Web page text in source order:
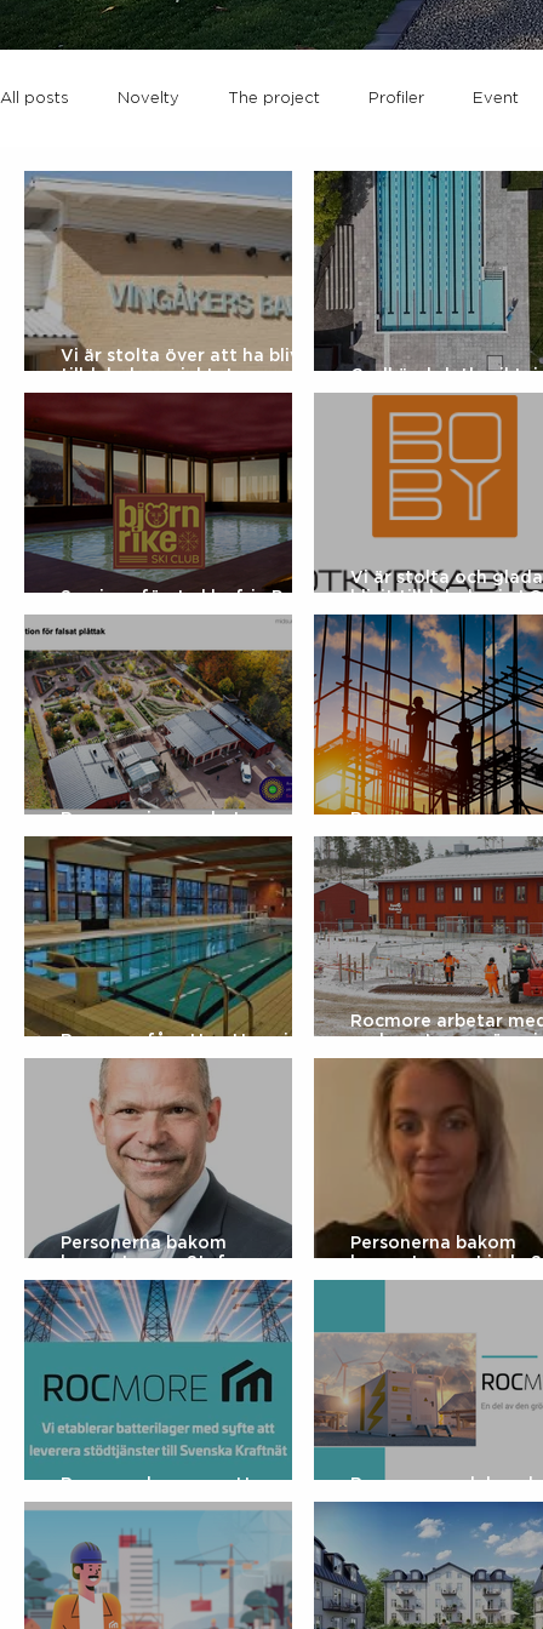
All posts Novelty The project Profiler Event
Vi är stolta över att ha blivit
tilldelade projektet –
Vingåkersbadet
Godkänd
Svedenbadet i Solna
Sveriges första klorfria Pool &
SPA
Vi är stolta och
blivit tilldelade via
ramavtal med
Byggen för
skadehantering!
Rocmore i samarbete med
Midsummer
Rocmore renoverar
Svedenbadet
Rocmore får ett nytt projekt
på LOU
Rocmore arbetar
underentreprenörer i
två UE-led
Personerna bakom
kompetensen Stefan
Löfström |
Affärsområdeschef Bad
Personerna bakom
kompetensen Linda
Affärsområdeschef
Rocmore bygger nytt
batterilager i Bjuv
Rocmore en del av
(r)evolutionen